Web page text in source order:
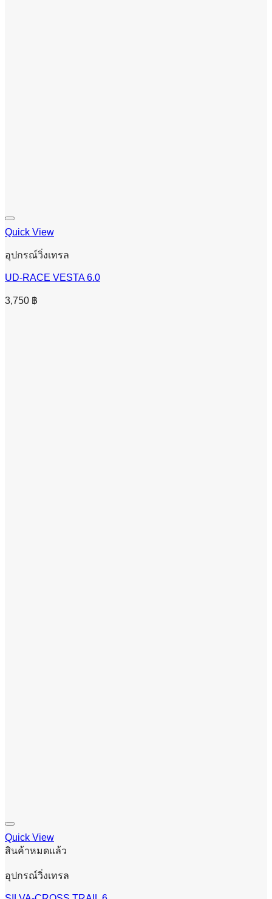
Quick View
อุปกรณ์วิ่งเทรล
UD-RACE VESTA 6.0
3,750 ฿
Quick View
สินค้าหมดแล้ว
อุปกรณ์วิ่งเทรล